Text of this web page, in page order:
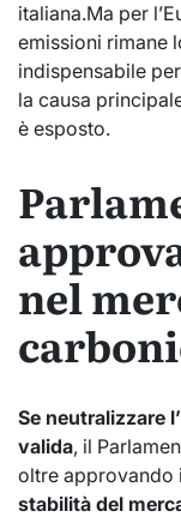
italiana.Ma per
emissioni rimane
indispensabile
la causa
è esposto.
nel
Se neutralizzare
valida, il
oltre approvando
stabilità del